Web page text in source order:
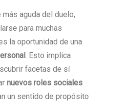
aguda del duelo,
para muchas
la oportunidad de una
. Esto implica
facetas de sí
nuevos roles sociales
un sentido de propósito